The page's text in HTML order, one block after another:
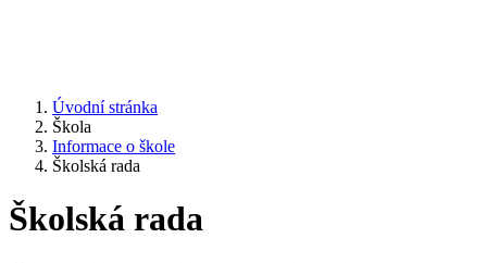
Úvodní stránka
Škola
Informace o škole
Školská rada
Školská rada